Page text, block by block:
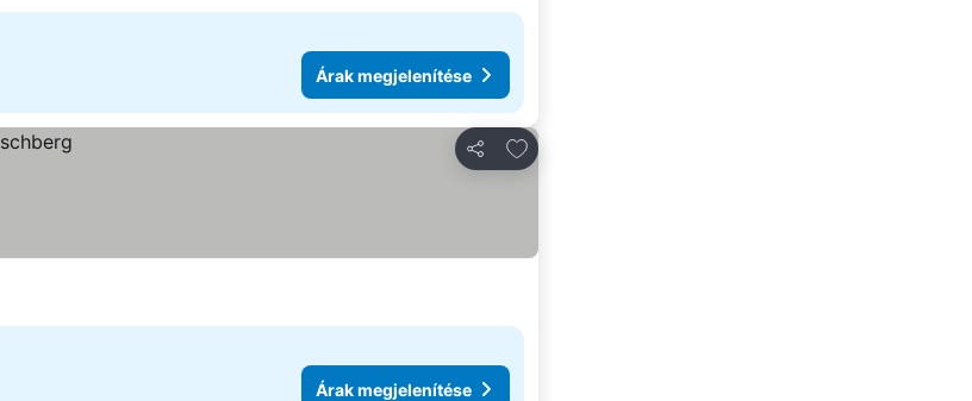
Árak megjelenítése
Megosztás
Hozzáadás a kedvencekhez
Árak megjelenítése